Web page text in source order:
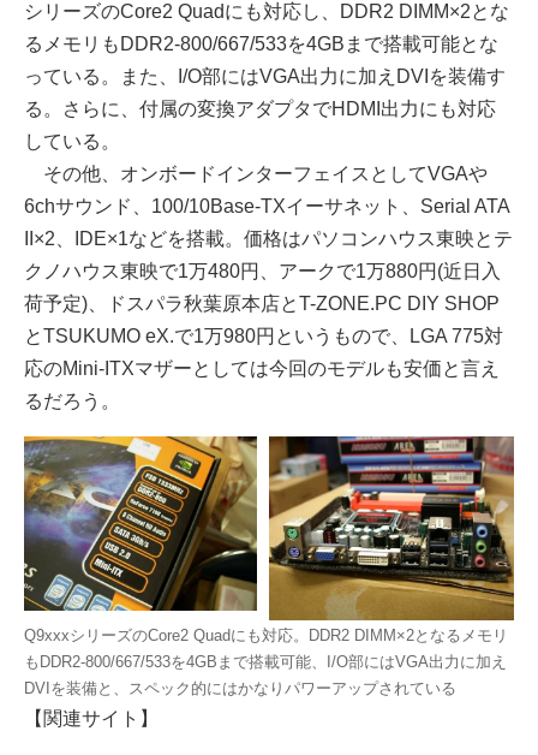
シリーズのCore2 Quadにも対応し、DDR2 DIMM×2とな
るメモリもDDR2-800/667/533を4GBまで搭載可能とな
っている。また、I/O部にはVGA出力に加えDVIを装備す
る。さらに、付属の変換アダプタでHDMI出力にも対応
している。
その他、オンボードインターフェイスとしてVGAや
6chサウンド、100/10Base-TXイーサネット、Serial ATA
II×2、IDE×1などを搭載。価格はパソコンハウス東映とテ
クノハウス東映で1万480円、アークで1万880円(近日入
荷予定)、ドスパラ秋葉原本店とT-ZONE.PC DIY SHOP
とTSUKUMO eX.で1万980円というもので、LGA 775対
応のMini-ITXマザーとしては今回のモデルも安価と言え
るだろう。
Q9xxxシリーズのCore2 Quadにも対応。DDR2 DIMM×2となるメモリ
もDDR2-800/667/533を4GBまで搭載可能、I/O部にはVGA出力に加え
DVIを装備と、スペック的にはかなりパワーアップされている
【関連サイト】